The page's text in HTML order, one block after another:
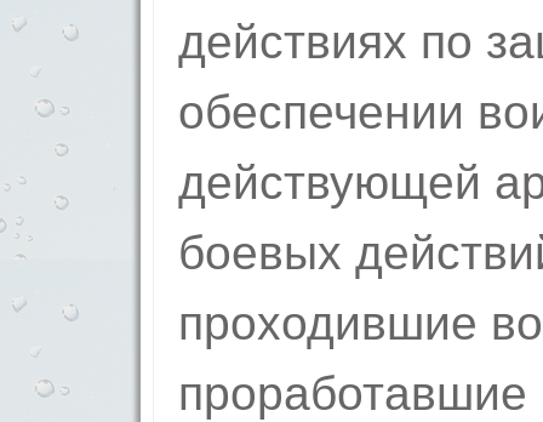
действиях по
обеспечении
действующей
боевых
проходившие